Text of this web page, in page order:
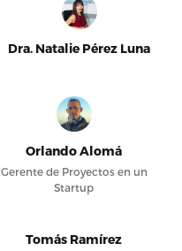
Dra. Natalie Pérez Luna
Orlando Alomá
Gerente de Proyectos en un
Startup
Tomás Ramírez